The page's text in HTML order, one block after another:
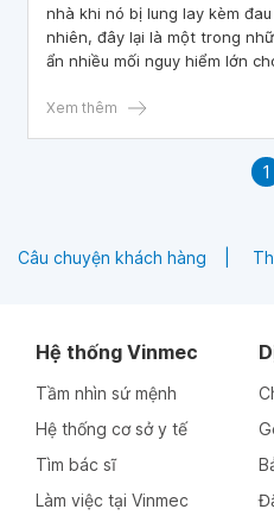
nhà khi nó bị lung lay kèm
nhiên, đây lại là một trong
ẩn nhiều mối nguy hiểm lớn
Xem thêm
1
Câu chuyện khách hàng
Hệ thống Vinmec
Tầm nhìn sứ mệnh
Hệ thống cơ sở y tế
Tìm bác sĩ
Làm việc tại Vinmec